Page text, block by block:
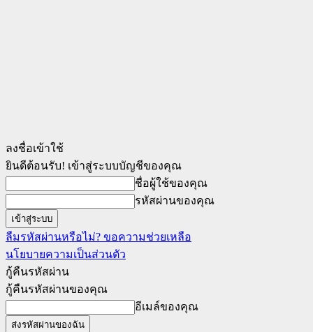
ลงชื่อเข้าใช้
ยินดีต้อนรับ! เข้าสู่ระบบบัญชีของคุณ
ชื่อผู้ใช้ของคุณ
รหัสผ่านของคุณ
ลืมรหัสผ่านหรือไม่? ขอความช่วยเหลือ
นโยบายความเป็นส่วนตัว
กู้คืนรหัสผ่าน
กู้คืนรหัสผ่านของคุณ
อีเมล์ของคุณ